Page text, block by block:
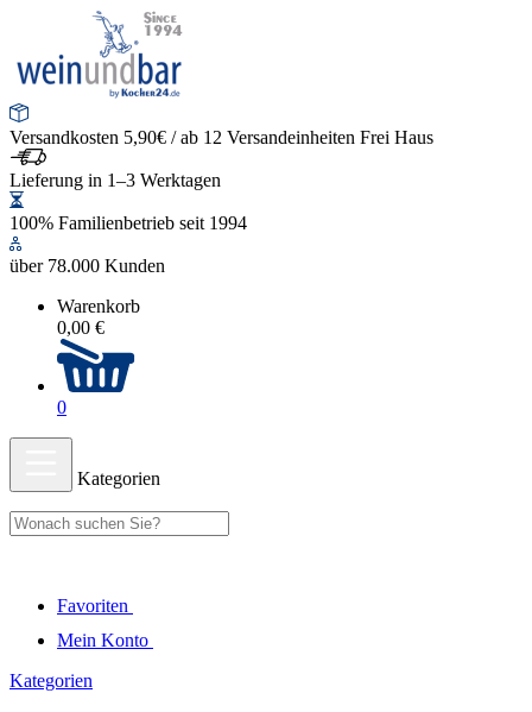
Versandkosten 5,90€ / ab 12 Versandeinheiten Frei Haus
Lieferung in 1–3 Werktagen
100% Familienbetrieb seit 1994
über 78.000 Kunden
Warenkorb
0,00 €
0
Kategorien
Favoriten
Mein Konto
Kategorien